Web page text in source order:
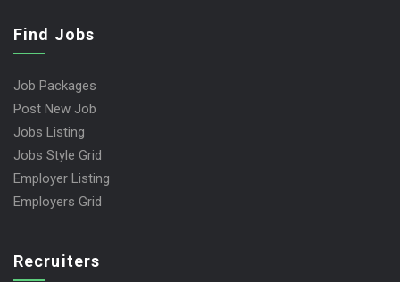
Find Jobs
Job Packages
Post New Job
Jobs Listing
Jobs Style Grid
Employer Listing
Employers Grid
Recruiters